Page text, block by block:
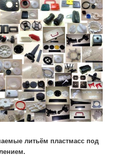
литьём пластмасс под